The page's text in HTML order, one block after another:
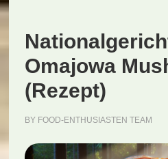
Omajowa
(Rezept)
BY FOOD-ENTHUSIASTEN TEAM